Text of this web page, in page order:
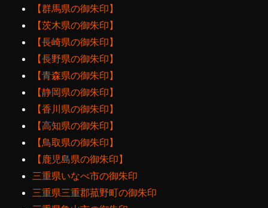
【群馬県の御朱印】
【茨木県の御朱印】
【長崎県の御朱印】
【長野県の御朱印】
【青森県の御朱印】
【静岡県の御朱印】
【香川県の御朱印】
【高知県の御朱印】
【鳥取県の御朱印】
【鹿児島県の御朱印】
三重県いなべ市の御朱印
三重県三重郡菰野町の御朱印